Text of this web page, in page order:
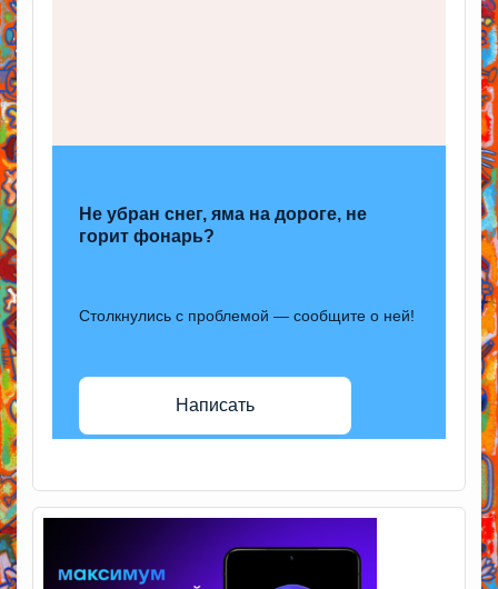
Не убран снег, яма на дороге, не
горит фонарь?
Столкнулись с проблемой — сообщите о ней!
Написать